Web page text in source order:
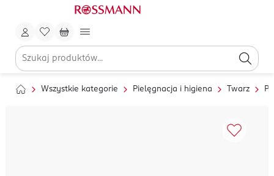
Wszystkie kategorie Pielęgnacja i higiena Twarz